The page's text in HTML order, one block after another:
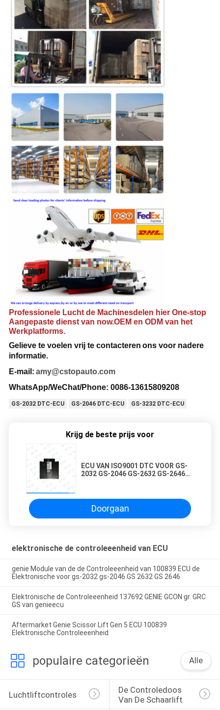
Professionele Lucht de Machinesdelen hier One-stop
Aangepaste dienst van now.OEM en ODM van het
Werkplatforms.
Gelieve te voelen vrij te contacteren ons voor nadere
informatie.
E-mail: amy@cstopauto.com
WhatsApp/WeChat/Phone: 0086-13615809208
GS-2032 DTC-ECU GS-2046 DTC-ECU GS-3232 DTC-ECU
Krijg de beste prijs voor
ECU VAN ISO9001 DTC VOOR GS-
2032 GS-2046 GS-2632 GS-2646
Doorgaan
elektronische de controleeenheid van ECU
genie Module van de de Controleeenheid van 100839 ECU de
Elektronische voor gs-2032 gs-2046 GS 2632 GS 2646
Elektronische de Controleeenheid 137692 GENIE GCON gr. GRC
GS van genieecu
Aftermarket Genie Scissor Lift Gen 5 ECU 100839
Elektronische Controleeenheid
populaire categorieën Alle
Luchtliftcontroles
De Controledoos
Van De Schaarlift